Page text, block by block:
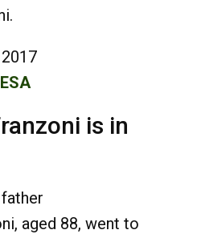
2017
is in
aged 88, went to